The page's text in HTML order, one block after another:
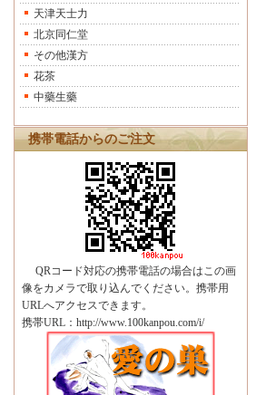
天津天士力
北京同仁堂
その他漢方
花茶
中藥生藥
携帯電話からのご注文
QRコード対応の携帯電話の場合はこの画
像をカメラで取り込んでください。携帯用
URLへアクセスできます。
携帯URL：http://www.100kanpou.com/i/